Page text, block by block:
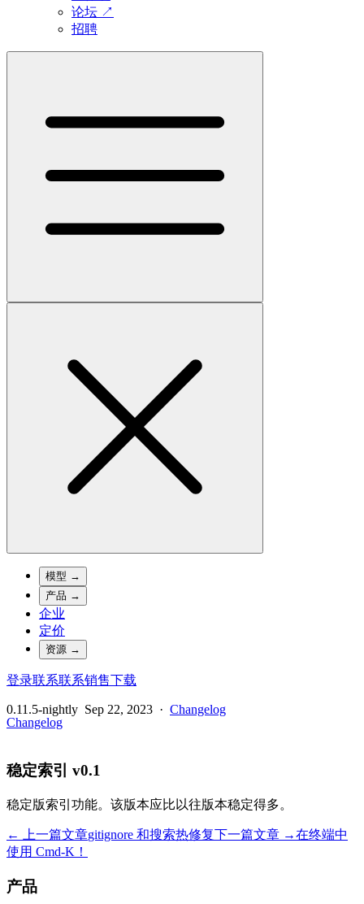
论坛 ↗
招聘
模型 →
产品 →
企业
定价
资源 →
登录联系联系销售下载
0.11.5-nightly Sep 22, 2023 · Changelog
Changelog
稳定索引 v0.1
稳定版索引功能。该版本应比以往版本稳定得多。
← 上一篇文章gitignore 和搜索热修复下一篇文章 →在终端中
使用 Cmd-K！
产品